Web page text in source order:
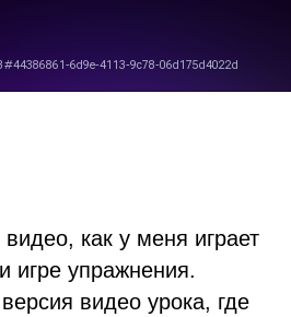
как у меня играет
игре упражнения.
видео урока, где